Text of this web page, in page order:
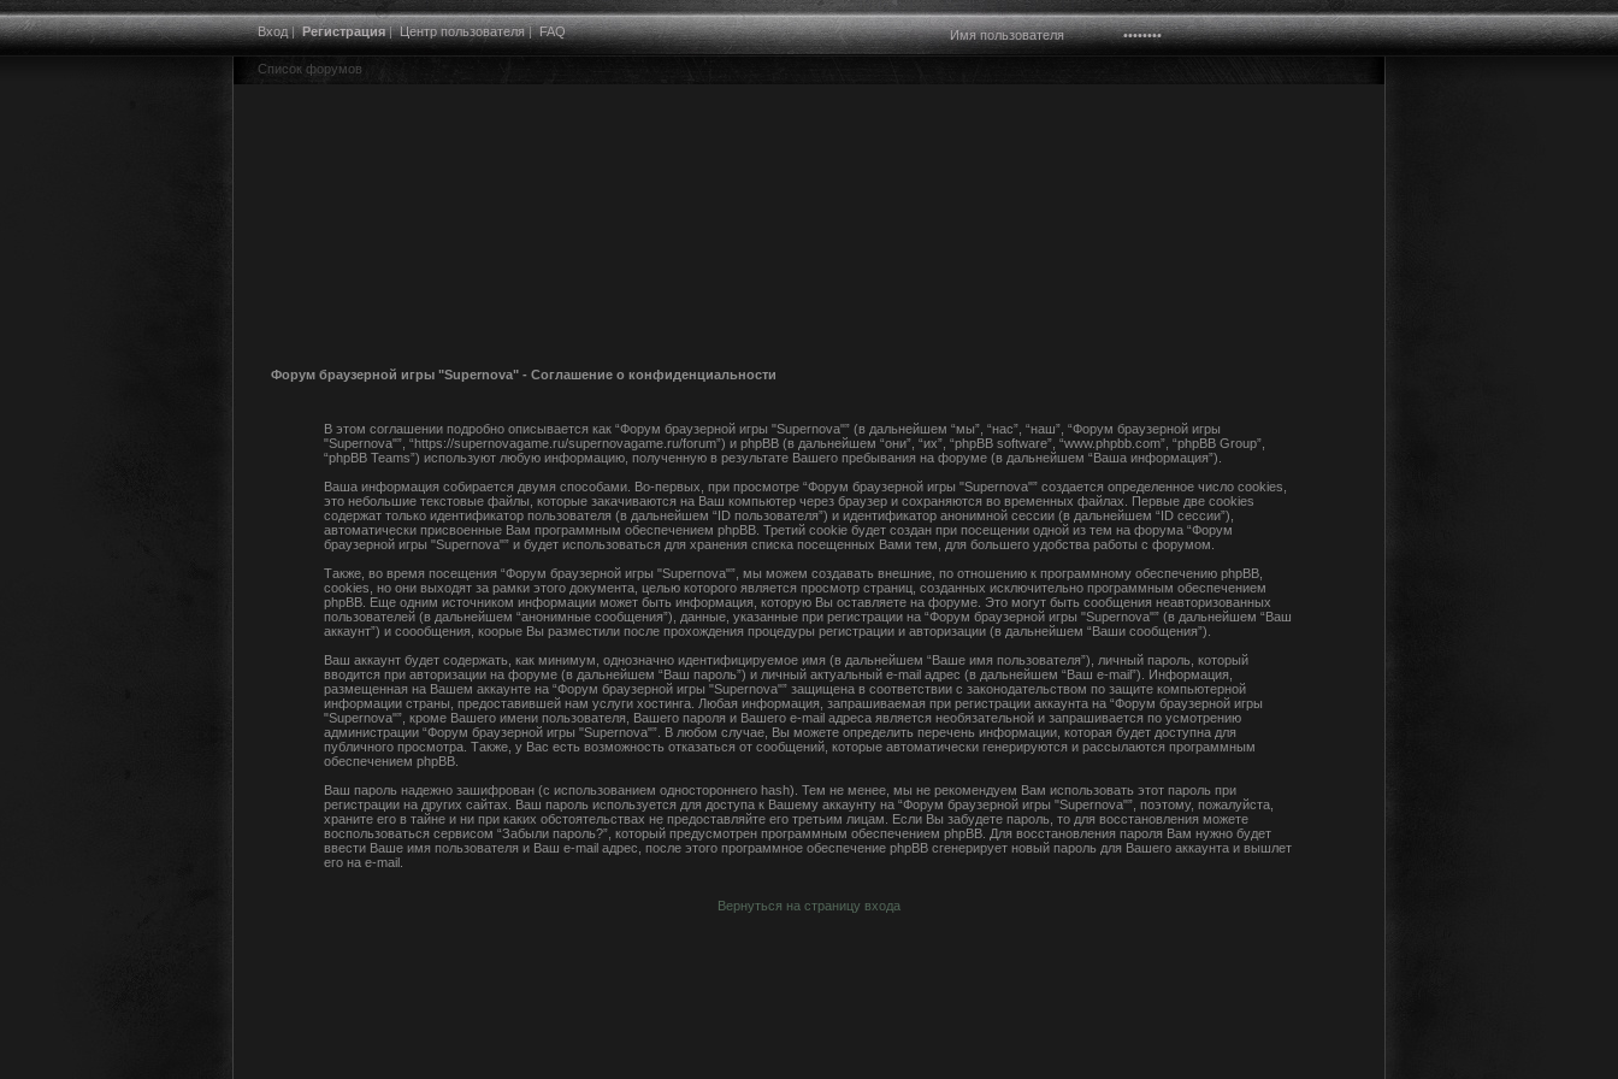
Вход|Регистрация|Центр пользователя|FAQ
Список форумов
Форум браузерной игры "Supernova" - Соглашение о конфиденциальности
В этом соглашении подробно описывается как “Форум браузерной игры "Supernova"” (в дальнейшем “мы”, “нас”, “наш”, “Форум браузерной игры
"Supernova"”, “https://supernovagame.ru/supernovagame.ru/forum”) и phpBB (в дальнейшем “они”, “их”, “phpBB software”, “www.phpbb.com”, “phpBB Group”,
“phpBB Teams”) используют любую информацию, полученную в результате Вашего пребывания на форуме (в дальнейшем “Ваша информация”).
Ваша информация собирается двумя способами. Во-первых, при просмотре “Форум браузерной игры "Supernova"” создается определенное число cookies,
это небольшие текстовые файлы, которые закачиваются на Ваш компьютер через браузер и сохраняются во временных файлах. Первые две cookies
содержат только идентификатор пользователя (в дальнейшем “ID пользователя”) и идентификатор анонимной сессии (в дальнейшем “ID сессии”),
автоматически присвоенные Вам программным обеспечением phpBB. Третий cookie будет создан при посещении одной из тем на форума “Форум
браузерной игры "Supernova"” и будет использоваться для хранения списка посещенных Вами тем, для большего удобства работы с форумом.
Также, во время посещения “Форум браузерной игры "Supernova"”, мы можем создавать внешние, по отношению к программному обеспечению phpBB,
cookies, но они выходят за рамки этого документа, целью которого является просмотр страниц, созданных исключительно программным обеспечением
phpBB. Еще одним источником информации может быть информация, которую Вы оставляете на форуме. Это могут быть сообщения неавторизованных
пользователей (в дальнейшем “анонимные сообщения”), данные, указанные при регистрации на “Форум браузерной игры "Supernova"” (в дальнейшем “Ваш
аккаунт”) и соообщения, коорые Вы разместили после прохождения процедуры регистрации и авторизации (в дальнейшем “Ваши сообщения”).
Ваш аккаунт будет содержать, как минимум, однозначно идентифицируемое имя (в дальнейшем “Ваше имя пользователя”), личный пароль, который
вводится при авторизации на форуме (в дальнейшем “Ваш пароль”) и личный актуальный e-mail адрес (в дальнейшем “Ваш e-mail”). Информация,
размещенная на Вашем аккаунте на “Форум браузерной игры "Supernova"” защищена в соответствии с законодательством по защите компьютерной
информации страны, предоставившей нам услуги хостинга. Любая информация, запрашиваемая при регистрации аккаунта на “Форум браузерной игры
"Supernova"”, кроме Вашего имени пользователя, Вашего пароля и Вашего e-mail адреса является необязательной и запрашивается по усмотрению
администрации “Форум браузерной игры "Supernova"”. В любом случае, Вы можете определить перечень информации, которая будет доступна для
публичного просмотра. Также, у Вас есть возможность отказаться от сообщений, которые автоматически генерируются и рассылаются программным
обеспечением phpBB.
Ваш пароль надежно зашифрован (с использованием одностороннего hash). Тем не менее, мы не рекомендуем Вам использовать этот пароль при
регистрации на других сайтах. Ваш пароль используется для доступа к Вашему аккаунту на “Форум браузерной игры "Supernova"”, поэтому, пожалуйста,
храните его в тайне и ни при каких обстоятельствах не предоставляйте его третьим лицам. Если Вы забудете пароль, то для восстановления можете
воспользоваться сервисом “Забыли пароль?”, который предусмотрен программным обеспечением phpBB. Для восстановления пароля Вам нужно будет
ввести Ваше имя пользователя и Ваш e-mail адрес, после этого программное обеспечение phpBB сгенерирует новый пароль для Вашего аккаунта и вышлет
его на e-mail.
Вернуться на страницу входа